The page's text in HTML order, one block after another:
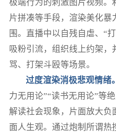
极端行为的刺激图片视频。
片拼凑等手段，渲染美化暴
围。直播中以自残自虐、“
吸粉引流，组织线上约架，
骂、打架斗殴等场景。
过度渲染消极悲观情绪
力无用论”“读书无用论”等
解读社会现象，片面放大负
面人生观。通过炮制所谓热